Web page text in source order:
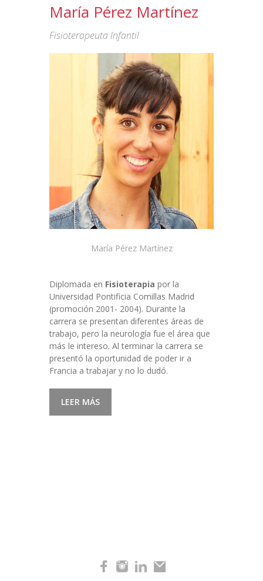
María Pérez Martínez
Fisioterapeuta Infantil
María Pérez Martínez
Diplomada en Fisioterapia por la
Universidad Pontificia Comillas Madrid
(promoción 2001- 2004). Durante la
carrera se presentan diferentes áreas de
trabajo, pero la neurología fue el área que
más le intereso. Al terminar la carrera se
presentó la oportunidad de poder ir a
Francia a trabajar y no lo dudó.
LEER MÁS